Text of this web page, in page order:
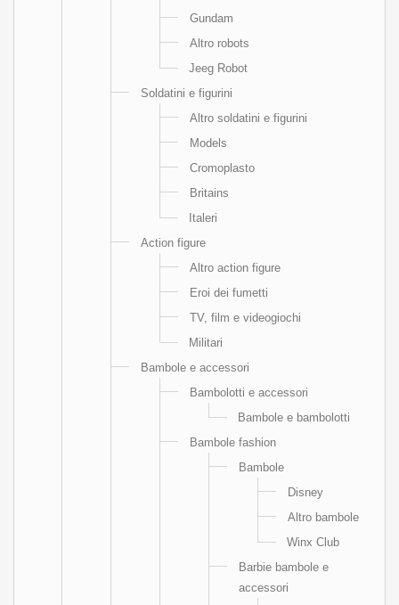
Gundam
Altro robots
Jeeg Robot
Soldatini e figurini
Altro soldatini e figurini
Models
Cromoplasto
Britains
Italeri
Action figure
Altro action figure
Eroi dei fumetti
TV, film e videogiochi
Militari
Bambole e accessori
Bambolotti e accessori
Bambole e bambolotti
Bambole fashion
Bambole
Disney
Altro bambole
Winx Club
Barbie bambole e
accessori